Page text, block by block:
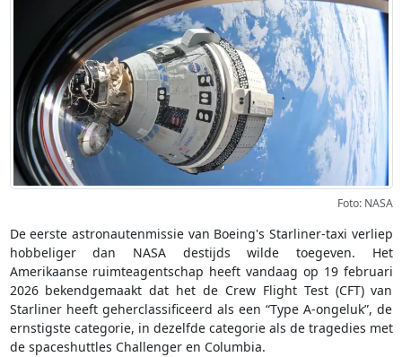
Foto: NASA
De eerste astronautenmissie van Boeing's Starliner-taxi verliep
hobbeliger dan NASA destijds wilde toegeven. Het
Amerikaanse ruimteagentschap heeft vandaag op 19 februari
2026 bekendgemaakt dat het de Crew Flight Test (CFT) van
Starliner heeft geherclassificeerd als een “Type A-ongeluk”, de
ernstigste categorie, in dezelfde categorie als de tragedies met
de spaceshuttles Challenger en Columbia.